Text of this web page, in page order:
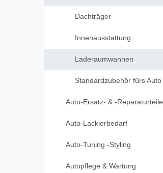
Dachträger
Innenausstattung
Laderaumwannen
Standardzubehör fürs Auto
Auto-Ersatz- & -Reparaturteile
Auto-Lackierbedarf
Auto-Tuning -Styling
Autopflege & Wartung